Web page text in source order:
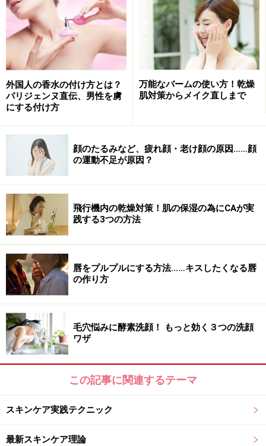
はなく、口の中を洗浄するうがいあり、アーユルヴェー
ダの考えをもとにした健康法なのです。
口の中には歯周病菌や虫歯菌などの細菌がたくさん！コ
コナッツオイルでうがいをすると、口臭予防やホワイト
ニング効果などお口の中の効果はもちろん、口内から浸
透したオイルによって全身のデトックス効果も期待でき
ココナッツオイルプリングのやり方
口の中の細菌が最も多い朝一のデトックスとしておすす
めです。
大さじ一杯のココナッツオイルを口の中で溶かし、それ
で15分程くちゅくちゅとするだけ。歯茎の上下やほうれ
い線の内側など、口の隅々まで行きわたるように行いま
しょう。やってみると分かるのですが、口周りの筋肉を
かなり使うので、ほうれい線対策や小顔効果も期待でき
ます。
使用するココナッツオイルは天然抽出のエキストラバー
に使用すると減りも早いので、なるべくコスパの良いも
のを選びたいですよね。
外国人の香水の付け方とは？
パリジェンヌ直伝、男性を虜
にする付け方
万能なバームの使い方！乾燥
肌対策からメイク直しまで
顔のたるみなど、疲れ顔・老け顔の原因……顔
の運動不足が原因？
飛行機内の乾燥対策！肌の保湿の為にCAが実
践する3つの方法
唇をプルプルにする方法……キスしたくなる唇
の作り方
毛穴悩みに酵素洗顔！ もっと効く３つの洗顔
ワザ
この記事に関連するテーマ
スキンケア実践テクニック
最新スキンケア理論